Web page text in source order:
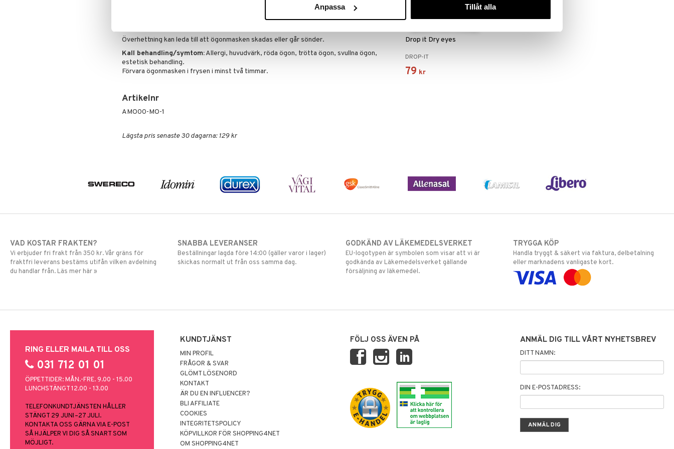
Anpassa Tillåt alla
Överhettning kan leda till att ögonmasken skadas eller går sönder.
Kall behandling/symtom:Allergi, huvudvärk, röda ögon, trötta ögon, svullna ögon,
estetisk behandling.
Förvara ögonmasken i frysen i minst två timmar.
Artikelnr
AMO00-MO-1
Lägsta pris senaste 30 dagarna: 129 kr
Drop it Dry eyes
DROP-IT
79 kr
VAD KOSTAR FRAKTEN?
Vi erbjuder fri frakt från 350 kr. Vår gräns för
fraktfri leverans bestäms utifån vilken avdelning
du handlar från. Läs mer här »
SNABBA LEVERANSER
Beställningar lagda före 14:00 (gäller varor i lager)
skickas normalt ut från oss samma dag.
GODKÄND AV LÄKEMEDELSVERKET
EU-logotypen är symbolen som visar att vi är
godkända av Läkemedelsverket gällande
försäljning av läkemedel.
TRYGGA KÖP
Handla tryggt & säkert via faktura, delbetalning
eller marknadens vanligaste kort.
RING ELLER MAILA TILL OSS
031 712 01 01
ÖPPETTIDER: MÅN.-FRE. 9.00 - 15.00
LUNCHSTÄNGT 12.00 - 13.00
TELEFONKUNDTJÄNSTEN HÅLLER
STÄNGT 29 JUNI–27 JULI.
KONTAKTA OSS GÄRNA VIA E-POST
SÅ HJÄLPER VI DIG SÅ SNART SOM
MÖJLIGT.
KUNDTJÄNST
MIN PROFIL
FRÅGOR & SVAR
GLÖMT LÖSENORD
KONTAKT
ÄR DU EN INFLUENCER?
BLI AFFILIATE
COOKIES
INTEGRITETSPOLICY
KÖPVILLKOR FÖR SHOPPING4NET
OM SHOPPING4NET
FÖLJ OSS ÄVEN PÅ ANMÄL DIG TILL VÅRT NYHETSBREV
DITT NAMN:
DIN E-POSTADRESS: